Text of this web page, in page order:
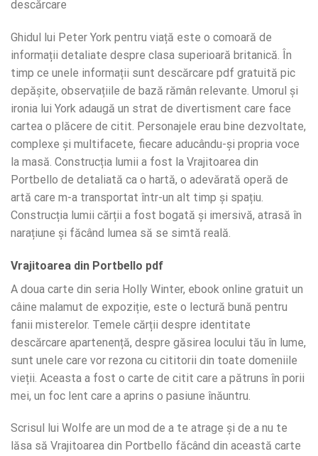
descărcare
Ghidul lui Peter York pentru viață este o comoară de
informații detaliate despre clasa superioară britanică. În
timp ce unele informații sunt descărcare pdf gratuită pic
depășite, observațiile de bază rămân relevante. Umorul și
ironia lui York adaugă un strat de divertisment care face
cartea o plăcere de citit. Personajele erau bine dezvoltate,
complexe și multifacete, fiecare aducându-și propria voce
la masă. Construcția lumii a fost la Vrajitoarea din
Portbello de detaliată ca o hartă, o adevărată operă de
artă care m-a transportat într-un alt timp și spațiu.
Construcția lumii cărții a fost bogată și imersivă, atrasă în
narațiune și făcând lumea să se simtă reală.
Vrajitoarea din Portbello pdf
A doua carte din seria Holly Winter, ebook online gratuit un
câine malamut de expoziție, este o lectură bună pentru
fanii misterelor. Temele cărții despre identitate
descărcare apartenență, despre găsirea locului tău în lume,
sunt unele care vor rezona cu cititorii din toate domeniile
vieții. Aceasta a fost o carte de citit care a pătruns în porii
mei, un foc lent care a aprins o pasiune înăuntru.
Scrisul lui Wolfe are un mod de a te atrage și de a nu te
lăsa să Vrajitoarea din Portbello făcând din această carte